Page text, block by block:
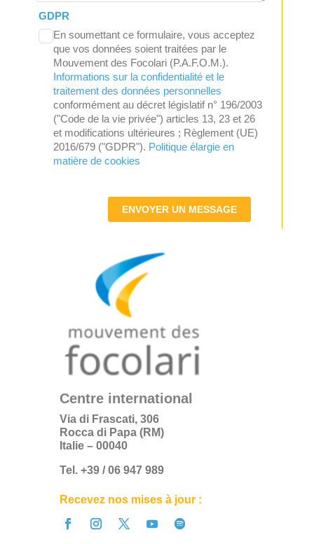
GDPR
En soumettant ce formulaire, vous acceptez
que vos données soient traitées par le
Mouvement des Focolari (P.A.F.O.M.).
Informations sur la confidentialité et le
traitement des données personnelles
conformément au décret législatif n° 196/2003
("Code de la vie privée") articles 13, 23 et 26
et modifications ultérieures ; Règlement (UE)
2016/679 ("GDPR"). Politique élargie en
matière de cookies
ENVOYER UN MESSAGE
Centre international
Via di Frascati, 306
Rocca di Papa (RM)
Italie – 00040
Tel. +39 / 06 947 989
Recevez nos mises à jour :